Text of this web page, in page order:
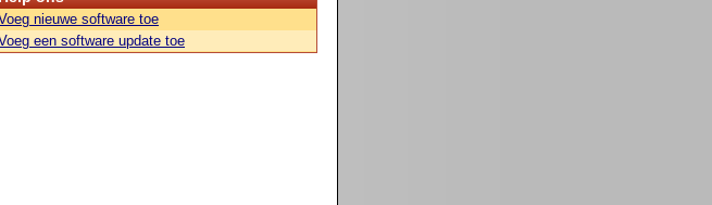
nieuwe software toe
een software update toe